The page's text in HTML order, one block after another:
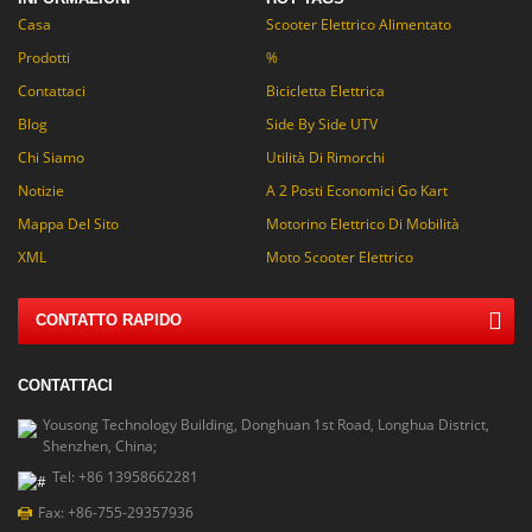
Casa
Prodotti
Contattaci
Blog
Chi Siamo
Notizie
Mappa Del Sito
XML
Scooter Elettrico Alimentato
%
Bicicletta Elettrica
Side By Side UTV
Utilità Di Rimorchi
A 2 Posti Economici Go Kart
Motorino Elettrico Di Mobilità
Moto Scooter Elettrico
CONTATTO RAPIDO
CONTATTACI
Yousong Technology Building, Donghuan 1st Road, Longhua District,
Shenzhen, China;
Tel: +86 13958662281
Fax: +86-755-29357936